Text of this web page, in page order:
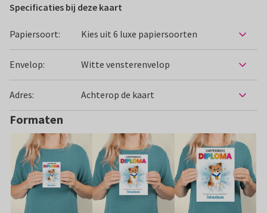
Specificaties bij deze kaart
Papiersoort: Kies uit 6 luxe papiersoorten
Envelop: Witte vensterenvelop
Adres: Achterop de kaart
Formaten